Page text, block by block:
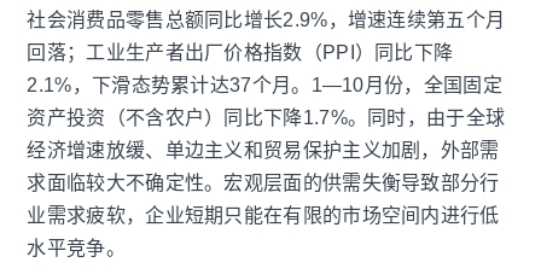
社会消费品零售总额同比增长2.9%，增速连续第五个月
回落；工业生产者出厂价格指数（PPI）同比下降
2.1%，下滑态势累计达37个月。1—10月份，全国固定
资产投资（不含农户）同比下降1.7%。同时，由于全球
经济增速放缓、单边主义和贸易保护主义加剧，外部需
求面临较大不确定性。宏观层面的供需失衡导致部分行
业需求疲软，企业短期只能在有限的市场空间内进行低
水平竞争。